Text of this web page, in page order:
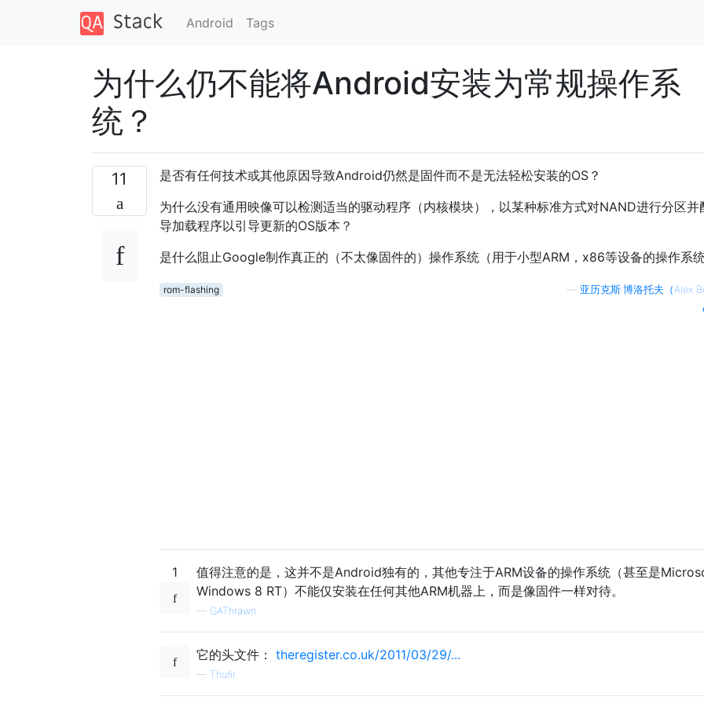
Android Tags
为什么仍不能将Android安装为常规操作系
统？
11
是否有任何技术或其他原因导致Android仍然是固件而不是无法轻松安装的OS？
为什么没有通用映像可以检测适当的驱动程序（内核模块），以某种标准方式对NAND进行分区并
导加载程序以引导更新的OS版本？
是什么阻止Google制作真正的（不太像固件的）操作系统（用于小型ARM，x86等设备的操作系
rom-flashing 亚历克斯·博洛托夫（Alex
1
值得注意的是，这并不是Android独有的，其他专注于ARM设备的操作系统（甚至是
Windows 8 RT）不能仅安装在任何其他ARM机器上，而是像固件一样对待。
— GAThrawn
它的头文件： theregister.co.uk/2011/03/29/...
— Thufir